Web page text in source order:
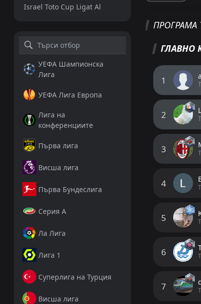
Israel Toto Cup Ligat Al
УЕФА Шампионска
Лига
УЕФА Лига Европа
Лига на
конференциите
Първа лига
Висша лига
Първа Бундеслига
Серия А
Ла Лига
Лига 1
Суперлига на Турция
Висша лига
ПРОГРАМА
ГЛАВНО
1
2
3
4
5
6
7